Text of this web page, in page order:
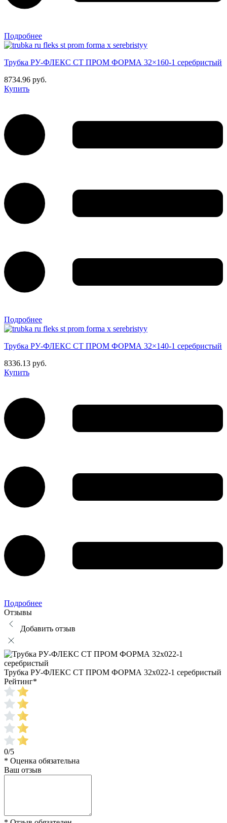
Подробнее
Трубка РУ-ФЛЕКС СТ ПРОМ ФОРМА 32×160-1 серебристый
8734.96 руб.
Купить
Подробнее
Трубка РУ-ФЛЕКС СТ ПРОМ ФОРМА 32×140-1 серебристый
8336.13 руб.
Купить
Подробнее
Отзывы
Добавить отзыв
Трубка РУ-ФЛЕКС СТ ПРОМ ФОРМА 32x022-1 серебристый
Рейтинг*
0/5
* Оценка обязательна
Ваш отзыв